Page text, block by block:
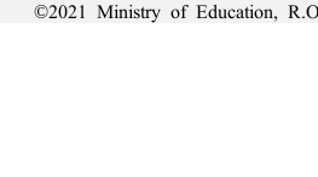
©2021 Ministry of Education,